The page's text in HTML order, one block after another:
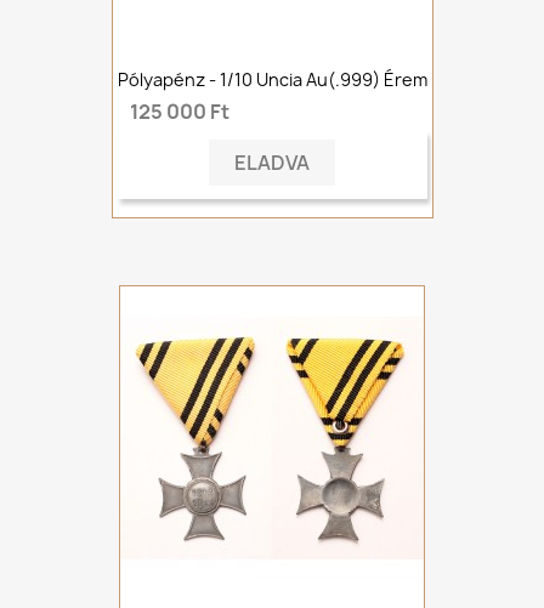
Pólyapénz - 1/10 Uncia Au(.999) Érem
125 000 Ft
ELADVA